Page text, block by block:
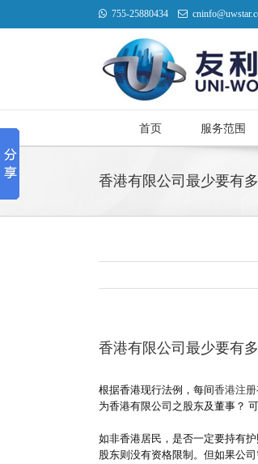
755-25880434
首页 服务范围
香港有限公司最少要有
香港有限公司最少要有
根据香港现行法例，每间香港注册
为香港有限公司之股东及董事？
如非香港居民，是否一定要持有
股东则没有资格限制。但如果公